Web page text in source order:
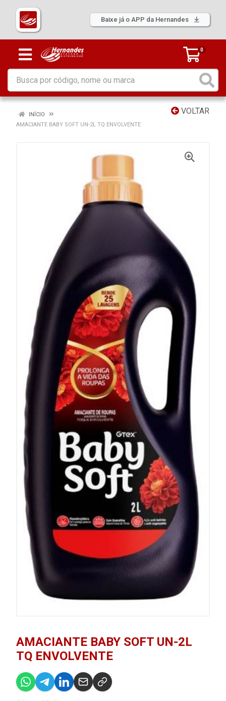
Baixe já o APP da Hernandes
0
VOLTAR
INÍCIO
AMACIANTE BABY SOFT UN-2L TQ ENVOLVENTE
AMACIANTE BABY SOFT UN-2L
TQ ENVOLVENTE